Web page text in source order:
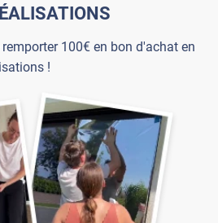
100€ en bon d'achat en
!